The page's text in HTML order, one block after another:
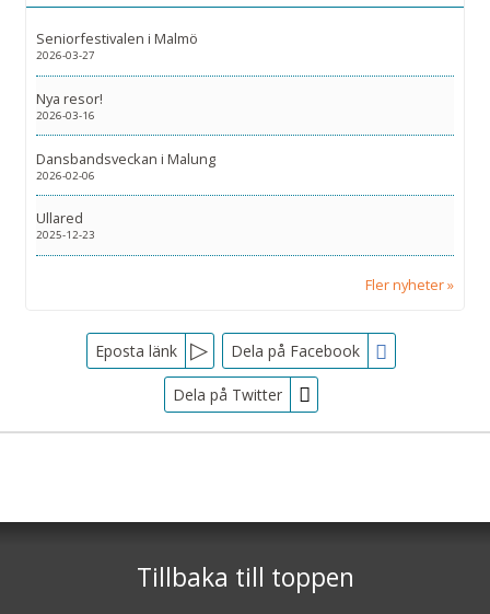
Seniorfestivalen i Malmö
2026-03-27
Nya resor!
2026-03-16
Dansbandsveckan i Malung
2026-02-06
Ullared
2025-12-23
Fler nyheter
FacebookEposta länk Dela på Facebook
Dela på Twitter
Jag samtycker till dataskyddspolicyn.
Telefon 0451-618 00
Tillbaka till toppen